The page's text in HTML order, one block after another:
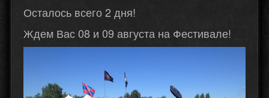
Осталось всего 2 дня!
Ждем Вас 08 и 09 августа на Фестивале!